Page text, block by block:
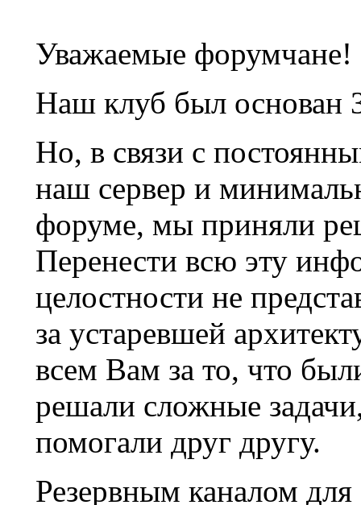
Уважаемые форумчане!
Наш клуб был основан
Но, в связи с
наш сервер и
форуме, мы приняли
Перенести всю эту
целостности не
за устаревшей
всем Вам за то, что
решали сложные
помогали друг другу.
Резервным каналом